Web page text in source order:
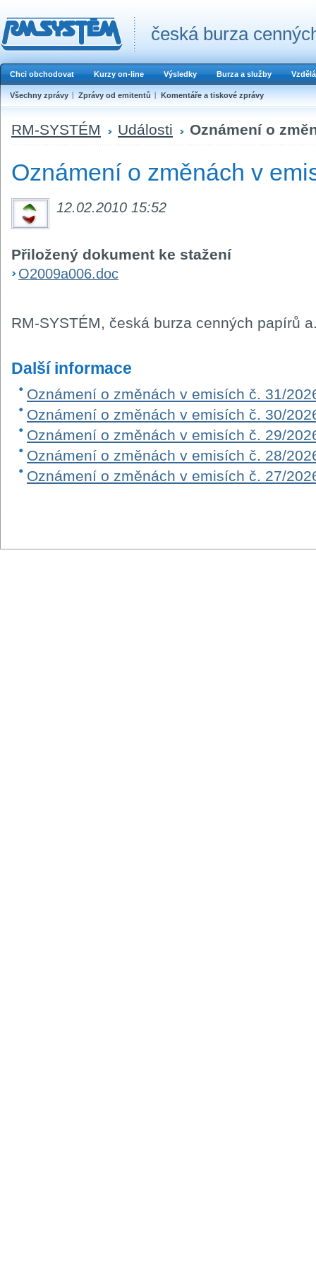
česká burza
Chci obchodovat Kurzy on-line Výsledky Burza a služby
Všechny zprávy Zprávy od emitentů Komentáře a tiskové zprávy
RM-SYSTÉM Události Oznámení o
Oznámení o změnách v
12.02.2010 15:52
Přiložený dokument ke stažení
O2009a006.doc
RM-SYSTÉM, česká burza cenných papírů
Další informace
Oznámení o změnách v emisích č. 31/
Oznámení o změnách v emisích č. 30/
Oznámení o změnách v emisích č. 29/
Oznámení o změnách v emisích č. 28/
Oznámení o změnách v emisích č. 27/